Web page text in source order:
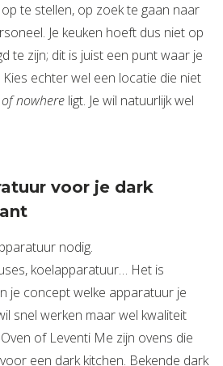
te stellen, op zoek te gaan naar
Je keuken hoeft dus niet op
te zijn; dit is juist een punt waar je
echter wel een locatie die niet
nowhere ligt. Je wil natuurlijk wel
voor je dark
nodig.
koelapparatuur… Het is
je concept welke apparatuur je
snel werken maar wel kwaliteit
of Leventi Me zijn ovens die
een dark kitchen. Bekende dark